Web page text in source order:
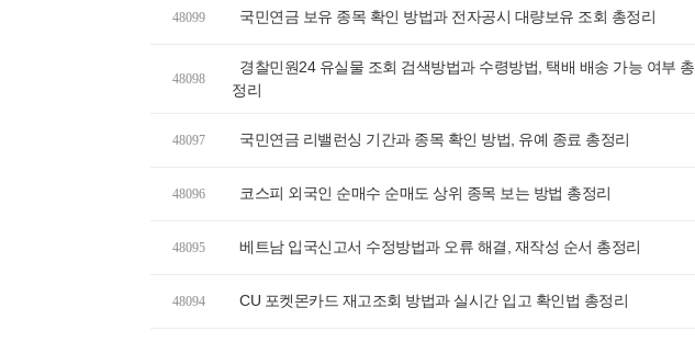
48099 국민연금 보유 종목 확인 방법과 전자공시 대량보유 조회 총정리
48098
경찰민원24 유실물 조회 검색방법과 수령방법, 택배 배송 가능 여부 총
정리
48097 국민연금 리밸런싱 기간과 종목 확인 방법, 유예 종료 총정리
48096 코스피 외국인 순매수 순매도 상위 종목 보는 방법 총정리
48095 베트남 입국신고서 수정방법과 오류 해결, 재작성 순서 총정리
48094 CU 포켓몬카드 재고조회 방법과 실시간 입고 확인법 총정리